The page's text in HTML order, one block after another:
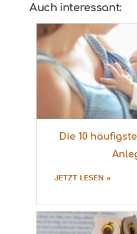
Auch interessant:
Die 10
JETZT LESEN »